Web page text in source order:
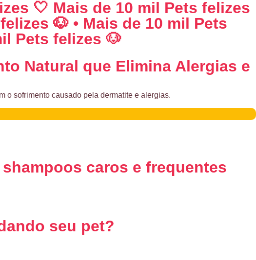
🤍 Mais de 10 mil Pets felizes
🐶 • Mais de 10 mil Pets
Pets felizes 🐶
Natural que Elimina Alergias e
o sofrimento causado pela dermatite e alergias.
caros e frequentes
seu pet?